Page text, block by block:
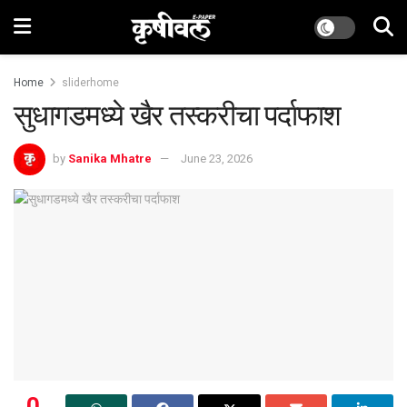
Home sliderhome
सुधागडमध्ये खैर तस्करीचा पर्दाफाश
by Sanika Mhatre June 23, 2026